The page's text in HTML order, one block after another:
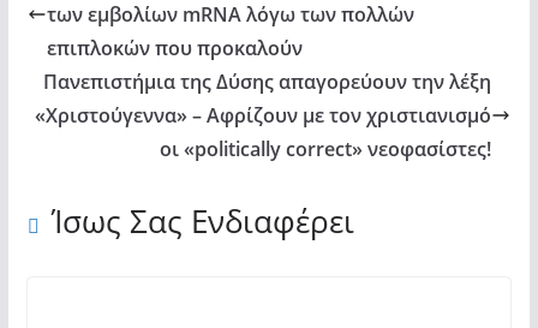
των εμβολίων mRNA λόγω των πολλών
επιπλοκών που προκαλούν
Πανεπιστήμια της Δύσης απαγορεύουν την λέξη
«Χριστούγεννα» – Αφρίζουν με τον χριστιανισμό
οι «politically correct» νεοφασίστες!
Ίσως Σας Ενδιαφέρει